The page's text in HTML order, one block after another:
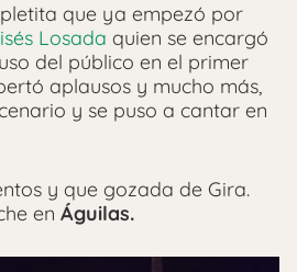
que ya empezó por
Losada quien se encargó
del público en el primer
aplausos y mucho más,
y se puso a cantar en
y que gozada de Gira.
en Águilas.